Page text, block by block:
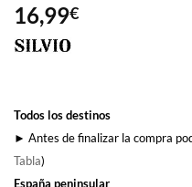
16,99€
Todos los destinos
► Antes de finalizar la compra
Tabla)
España peninsular